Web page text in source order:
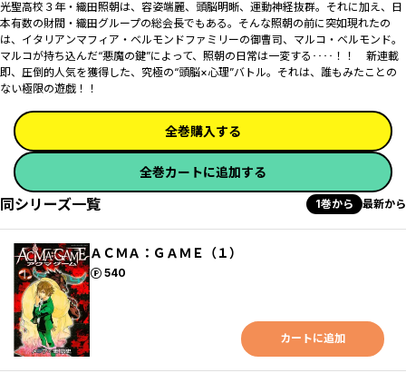
光聖高校３年・織田照朝は、容姿端麗、頭脳明晰、運動神経抜群。それに加え、日
本有数の財閥・織田グループの総会長でもある。そんな照朝の前に突如現れたの
は、イタリアンマフィア・ベルモンドファミリーの御曹司、マルコ・ベルモンド。
マルコが持ち込んだ“悪魔の鍵”によって、照朝の日常は一変する‥‥！！ 新連載
即、圧倒的人気を獲得した、究極の“頭脳×心理”バトル。それは、誰もみたことの
ない極限の遊戯！！
全巻購入する
全巻カートに追加する
同シリーズ一覧 1巻から 最新から
ＡＣＭＡ：ＧＡＭＥ（１）
540
ポイント
カートに追加